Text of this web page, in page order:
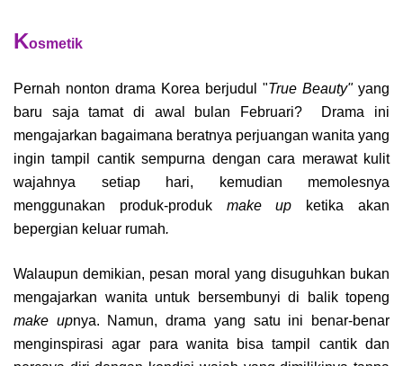
Kosmetik
Pernah nonton drama Korea berjudul "True Beauty" yang
baru saja tamat di awal bulan Februari? Drama ini
mengajarkan bagaimana beratnya perjuangan wanita yang
ingin tampil cantik sempurna dengan cara merawat kulit
wajahnya setiap hari, kemudian memolesnya
menggunakan produk-produk make up
ketika akan
bepergian keluar rumah.
Walaupun demikian, pesan moral yang disuguhkan bukan
mengajarkan wanita untuk bersembunyi di balik topeng
make upnya. Namun, drama yang satu ini benar-benar
menginspirasi agar para wanita bisa tampil cantik dan